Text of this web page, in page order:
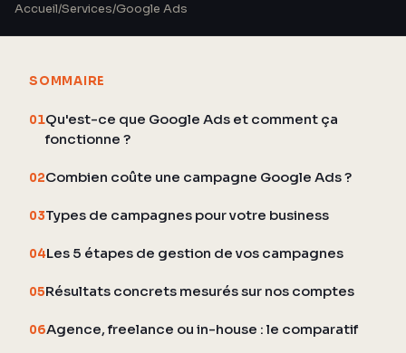
Accueil/Services/Google Ads
SOMMAIRE
01Qu'est-ce que Google Ads et comment ça
fonctionne ?
02Combien coûte une campagne Google Ads ?
03Types de campagnes pour votre business
04Les 5 étapes de gestion de vos campagnes
05Résultats concrets mesurés sur nos comptes
06Agence, freelance ou in-house : le comparatif